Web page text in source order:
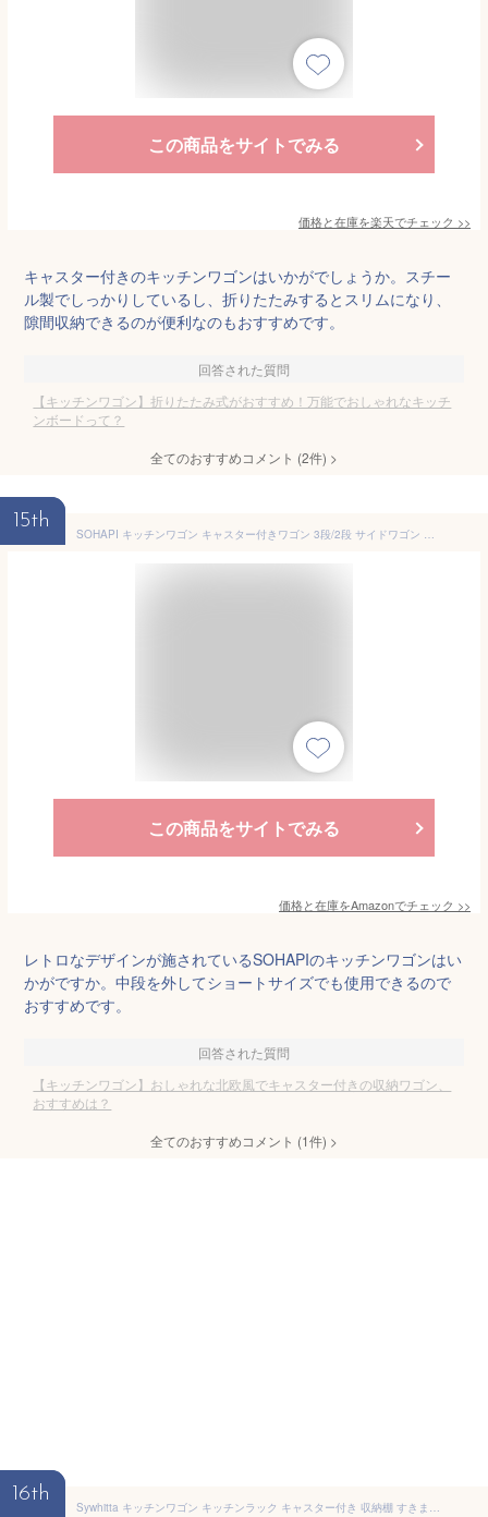
この商品をサイトでみる
価格と在庫を楽天でチェック >>
キャスター付きのキッチンワゴンはいかがでしょうか。スチー
ル製でしっかりしているし、折りたたみするとスリムになり、
隙間収納できるのが便利なのもおすすめです。
回答された質問
【キッチンワゴン】折りたたみ式がおすすめ！万能でおしゃれなキッチ
ンボードって？
全てのおすすめコメント (2件) >
15th
SOHAPI キッチンワゴン キャスター付きワゴン 3段/2段 サイドワゴン ベビーワゴン 収納ワゴン スチールワゴン キッチンカート ワゴン スリム ワゴン 収納 ワゴンラック 組立簡単 全体耐重60KG 幅41.5×奥行37×高さ85cm (アイビーグリーン）
この商品をサイトでみる
価格と在庫をAmazonでチェック >>
レトロなデザインが施されているSOHAPIのキッチンワゴンはい
かがですか。中段を外してショートサイズでも使用できるので
おすすめです。
回答された質問
【キッチンワゴン】おしゃれな北欧風でキャスター付きの収納ワゴン、
おすすめは？
全てのおすすめコメント (1件) >
16th
Sywhitta キッチンワゴン キッチンラック キャスター付き 収納棚 すきま収納 収納ワゴン キッチン収納カート 隙間収納 おしゃれ 収納ラック 耐荷重12kg メタル+ABS, 小物 台所 洗面所 （3段, ブラック）